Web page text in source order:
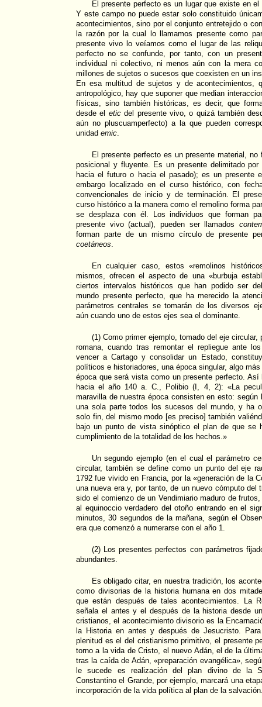
El presente perfecto es un lugar que existe en
Y este campo no puede estar solo constituido
acontecimientos, sino por el conjunto entretejido o
la razón por la cual lo llamamos presente como
presente vivo lo veíamos como el lugar de las
perfecto no se confunde, por tanto, con un
individual ni colectivo, ni menos aún con la mera
millones de sujetos o sucesos que coexisten en un
En esa multitud de sujetos y de acontecimientos,
antropológico, hay que suponer que median
físicas, sino también históricas, es decir, que
desde el eticdel presente vivo, o quizá también
aún no pluscuamperfecto) a la que pueden
unidad emic.
El presente perfecto es un presente material,
posicional y fluyente. Es un presente delimitado por
hacia el futuro o hacia el pasado); es un presente
embargo localizado en el curso histórico, con
convencionales de inicio y de terminación. El
curso histórico a la manera como el remolino forma
se desplaza con él. Los individuos que forman
presente vivo (actual), pueden ser llamados
forman parte de un mismo círculo de presente
coetáneos.
En cualquier caso, estos «remolinos
mismos, ofrecen el aspecto de una «burbuja
ciertos intervalos históricos que han podido ser
mundo presente perfecto, que ha merecido la
parámetros centrales se tomarán de los diversos
aún cuando uno de estos ejes sea el dominante.
(1) Como primer ejemplo, tomado del eje circular,
romana, cuando tras remontar el repliegue ante
vencer a Cartago y consolidar un Estado,
políticos e historiadores, una época singular, algo
época que será vista como un presente perfecto.
hacia el año 140 a. C., Polibio (I, 4, 2): «La
maravilla de nuestra época consisten en esto: según
una sola parte todos los sucesos del mundo, y ha
solo fin, del mismo modo [es preciso] también
bajo un punto de vista sinóptico el plan de que se
cumplimiento de la totalidad de los hechos.»
Un segundo ejemplo (en el cual el parámetro
circular, también se define como un punto del eje
1792 fue vivido en Francia, por la «generación de la
una nueva era y, por tanto, de un nuevo cómputo del
sido el comienzo de un Vendimiario maduro de
al equinoccio verdadero del otoño entrando en el
minutos, 30 segundos de la mañana, según el
era que comenzó a numerarse con el año 1.
(2) Los presentes perfectos con parámetros
abundantes.
Es obligado citar, en nuestra tradición, los
como divisorias de la historia humana en dos
que están después de tales acontecimientos. La
señala el antes y el después de la historia desde
cristianos, el acontecimiento divisorio es la
la Historia en antes y después de Jesucristo.
plenitud es el del cristianismo primitivo, el presente
torno a la vida de Cristo, el nuevo Adán, el de la
tras la caída de Adán, «preparación evangélica»,
le sucede es realización del plan divino de la
Constantino el Grande, por ejemplo, marcará una
incorporación de la vida política al plan de la